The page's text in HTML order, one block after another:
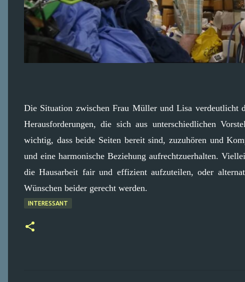
Die Situation zwischen Frau Müller und Lisa verdeutlicht
Herausforderungen, die sich aus unterschiedlichen
wichtig, dass beide Seiten bereit sind, zuzuhören und
und eine harmonische Beziehung aufrechtzuerhalten.
die Hausarbeit fair und effizient aufzuteilen, oder
Wünschen beider gerecht werden.
INTERESSANT